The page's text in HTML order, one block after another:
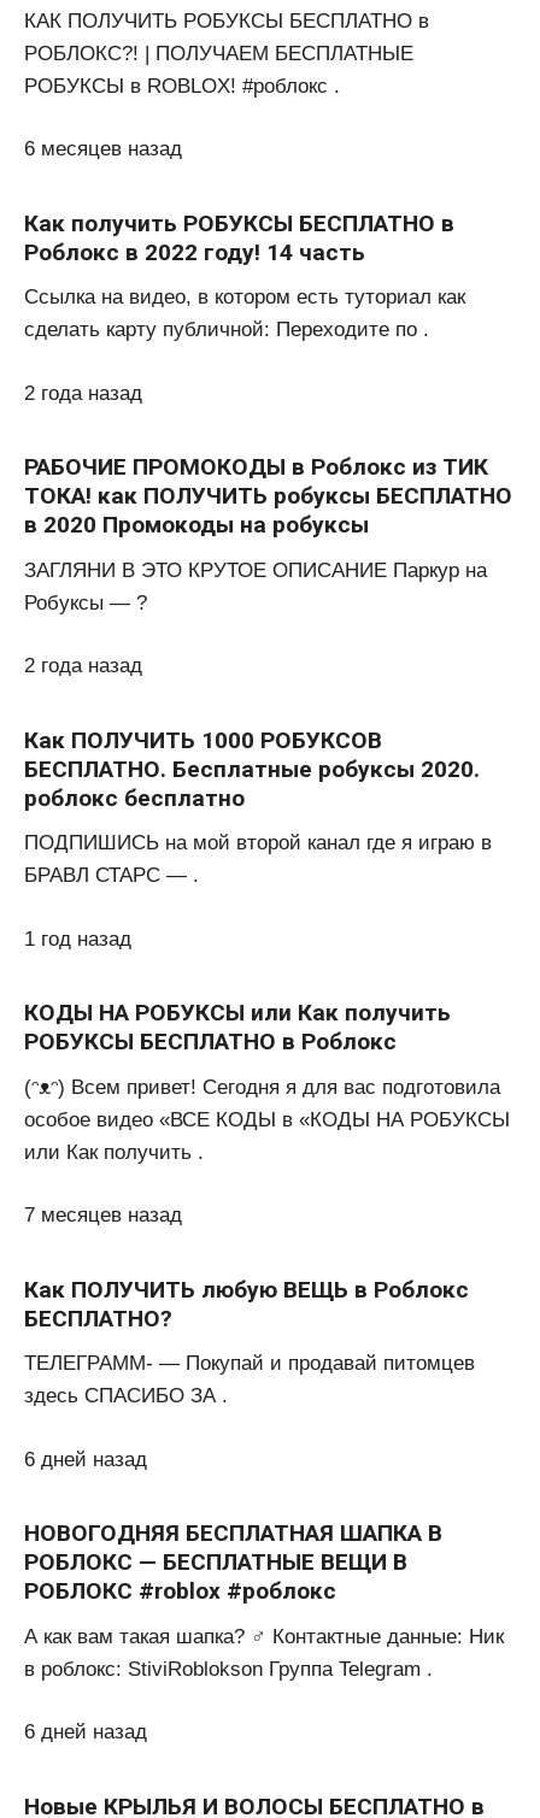
КАК ПОЛУЧИТЬ РОБУКСЫ БЕСПЛАТНО в
РОБЛОКС?! | ПОЛУЧАЕМ БЕСПЛАТНЫЕ
РОБУКСЫ в ROBLOX! #роблокс .
6 месяцев назад
Как получить РОБУКСЫ БЕСПЛАТНО в
Роблокс в 2022 году! 14 часть
Ссылка на видео, в котором есть туториал как
сделать карту публичной: Переходите по .
2 года назад
РАБОЧИЕ ПРОМОКОДЫ в Роблокс из ТИК
ТОКА! как ПОЛУЧИТЬ робуксы БЕСПЛАТНО
в 2020 Промокоды на робуксы
ЗАГЛЯНИ В ЭТО КРУТОЕ ОПИСАНИЕ Паркур на
Робуксы — ?
2 года назад
Как ПОЛУЧИТЬ 1000 РОБУКСОВ
БЕСПЛАТНО. Бесплатные робуксы 2020.
роблокс бесплатно
ПОДПИШИСЬ на мой второй канал где я играю в
БРАВЛ СТАРС — .
1 год назад
КОДЫ НА РОБУКСЫ или Как получить
РОБУКСЫ БЕСПЛАТНО в Роблокс
(ᵔᴥᵔ) Всем привет! Сегодня я для вас подготовила
особое видео «ВСЕ КОДЫ в «КОДЫ НА РОБУКСЫ
или Как получить .
7 месяцев назад
Как ПОЛУЧИТЬ любую ВЕЩЬ в Роблокс
БЕСПЛАТНО?
ТЕЛЕГРАММ- — Покупай и продавай питомцев
здесь СПАСИБО ЗА .
6 дней назад
НОВОГОДНЯЯ БЕСПЛАТНАЯ ШАПКА В
РОБЛОКС — БЕСПЛАТНЫЕ ВЕЩИ В
РОБЛОКС #roblox #роблокс
А как вам такая шапка? ‍♂️ Контактные данные: Ник
в роблокс: StiviRoblokson Группа Telegram .
6 дней назад
Новые КРЫЛЬЯ И ВОЛОСЫ БЕСПЛАТНО в